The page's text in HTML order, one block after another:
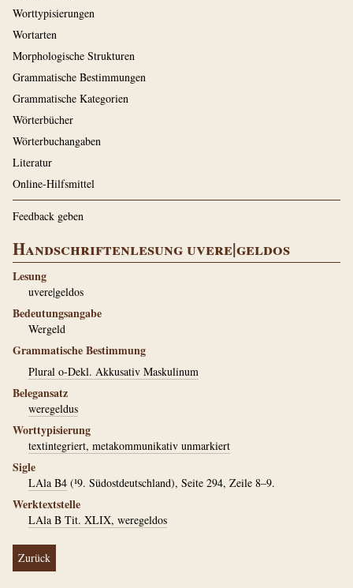
Worttypisierungen
Wortarten
Morphologische Strukturen
Grammatische Bestimmungen
Grammatische Kategorien
Wörterbücher
Wörterbuchangaben
Literatur
Online-Hilfsmittel
Feedback geben
Handschriftenlesung uvere|geldos
Lesung
uvere|geldos
Bedeutungsangabe
Wergeld
Grammatische Bestimmung
Plural o-Dekl. Akkusativ Maskulinum
Belegansatz
weregeldus
Worttypisierung
textintegriert, metakommunikativ unmarkiert
Sigle
LAla B4 (¹9. Südostdeutschland), Seite 294, Zeile 8–9.
Werktextstelle
LAla B Tit. XLIX, weregeldos
Zurück